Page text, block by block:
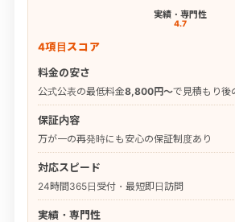
実績・専門性
4.7
4項目スコア
料金の安さ
公式公表の最低料金8,800円〜で見積もり後
保証内容
万が一の再発時にも安心の保証制度あり
対応スピード
24時間365日受付・最短即日訪問
実績・専門性